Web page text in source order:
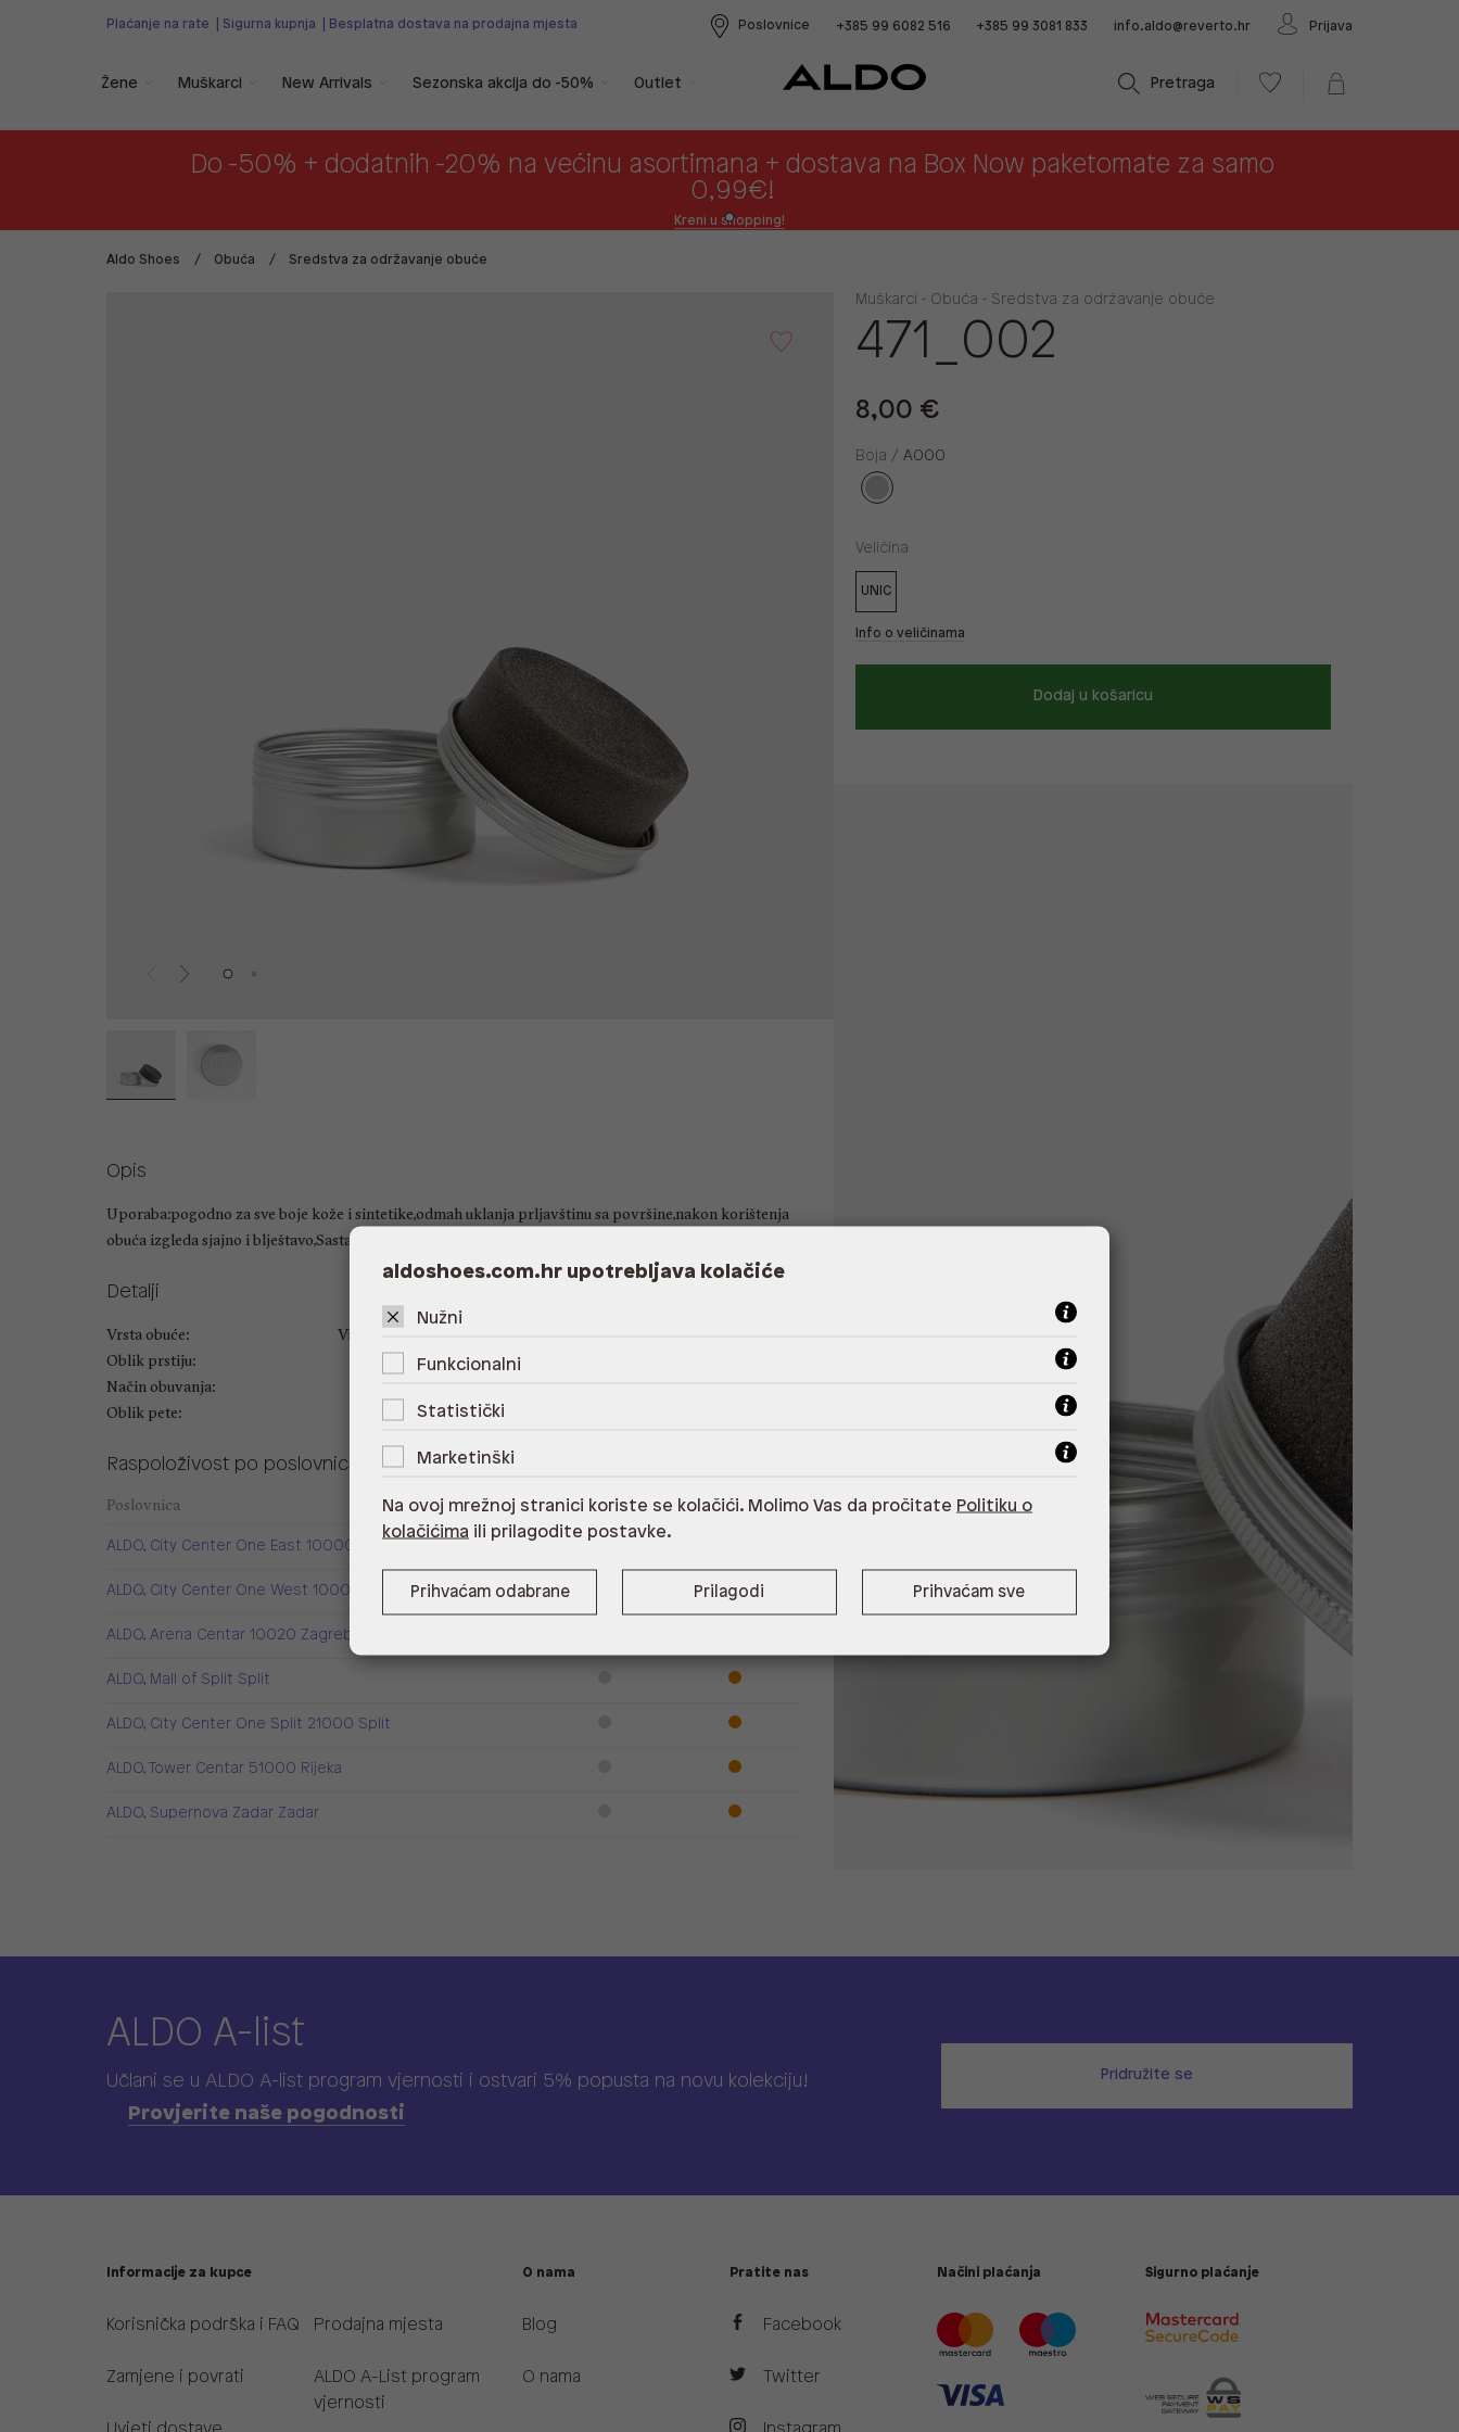
Plaćanje na rate Sigurna kupnja Besplatna dostava na prodajna mjesta Poslovnice +385 99 6082 516 +385 99 3081 833 info.aldo@reverto.hr Prijava
Pretraga
Žene Muškarci New Arrivals Sezonska akcija do -50% Outlet
Do -50% + dodatnih -20% na većinu asortimana + dostava na Box Now paketomate za samo
0,99€!
Kreni u shopping!
Aldo Shoes Obuća Sredstva za održavanje obuće
Muškarci - Obuća - Sredstva za održavanje obuće
471_002
8,00 €
Boja / A000
Veličina
UNIC
Info o veličinama
Dodaj u košaricu
Opis
Uporaba:pogodno za sve boje kože i sintetike,odmah uklanja prljavštinu sa površine,nakon korištenja
obuća izgleda sjajno i blještavo,Sastav 60% dimetil,30%parafinski vosak,10% petrolatum
Detalji
Vrsta obuće:
Oblik prstiju:
Način obuvanja:
Oblik pete:
Visina pete:
Raspoloživost po poslovnicama
Poslovnica Dostupno Na upit
ALDO, City Center One East 10000 Zagreb
ALDO, City Center One West 10000 Zagreb
ALDO, Arena Centar 10020 Zagreb
ALDO, Mall of Split Split
ALDO, City Center One Split 21000 Split
ALDO, Tower Centar 51000 Rijeka
ALDO, Supernova Zadar Zadar
ALDO A-list
Učlani se u ALDO A-list program vjernosti i ostvari 5% popusta na novu kolekciju!
Provjerite naše pogodnosti
Pridružite se
Informacije za kupce
Korisnička podrška i FAQ
Zamjene i povrati
Prodajna mjesta
ALDO A-List program
vjernosti
O nama
Blog
O nama
Pratite nas
Facebook
Twitter
Načini plaćanja Sigurno plaćanje
aldoshoes.com.hr upotrebljava kolačiće
Nužni
Funkcionalni
Statistički
Marketinški
Na ovoj mrežnoj stranici koriste se kolačići. Molimo Vas da pročitate Politiku o
kolačićima ili prilagodite postavke.
Prihvaćam odabrane Prilagodi Prihvaćam sve